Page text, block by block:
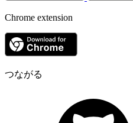
Chrome extension
つながる